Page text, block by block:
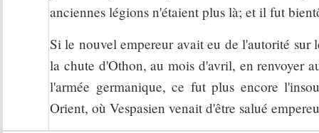
anciennes légions n'étaient plus là; et il fut
Si le nouvel empereur avait eu de l'autorité
la chute d'Othon, au mois d'avril, en renvoyer
l'armée germanique, ce fut plus encore
Orient, où Vespasien venait d'être salué